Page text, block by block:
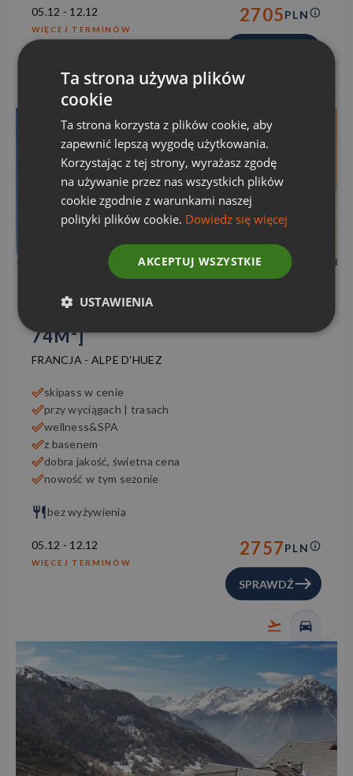
05.12 - 12.12
WIĘCEJ TERMINÓW
2705PLN
LA CASCADE APT. 2-6 OS. [72-
74M²]
FRANCJA - ALPE D'HUEZ
skipass w cenie
przy wyciągach | trasach
wellness&SPA
z basenem
dobra jakość, świetna cena
nowość w tym sezonie
bez wyżywienia
05.12 - 12.12
WIĘCEJ TERMINÓW
2757PLN
SPRAWDŹ
Ta strona używa plików
cookie
Ta strona korzysta z plików cookie, aby
zapewnić lepszą wygodę użytkowania.
Korzystając z tej strony, wyrażasz zgodę
na używanie przez nas wszystkich plików
cookie zgodnie z warunkami naszej
polityki plików cookie. Dowiedz się więcej
AKCEPTUJ WSZYSTKIE
USTAWIENIA